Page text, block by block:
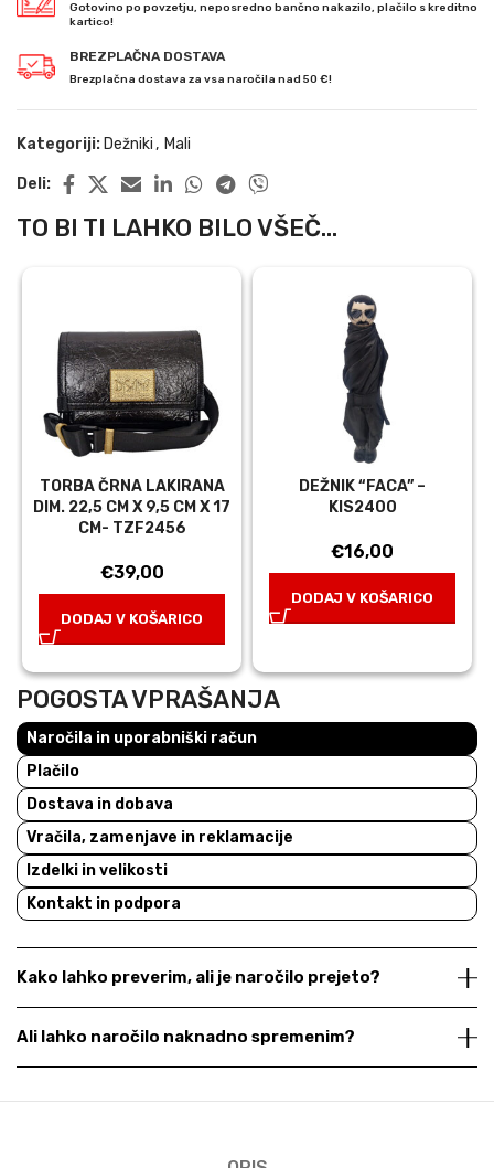
Gotovino po povzetju, neposredno bančno nakazilo, plačilo s kreditno
kartico!
BREZPLAČNA DOSTAVA
Brezplačna dostava za vsa naročila nad 50 €!
Kategoriji: Dežniki, Mali
Deli:
TO BI TI LAHKO BILO VŠEČ...
TORBA ČRNA LAKIRANA
DIM. 22,5 CM X 9,5 CM X 17
CM- TZF2456
€39,00
DODAJ V KOŠARICO
DEŽNIK “FACA” –
KIS2400
€16,00
DODAJ V KOŠARICO
POGOSTA VPRAŠANJA
Naročila in uporabniški račun
Plačilo
Dostava in dobava
Vračila, zamenjave in reklamacije
Izdelki in velikosti
Kontakt in podpora
Kako lahko preverim, ali je naročilo prejeto?
Ali lahko naročilo naknadno spremenim?